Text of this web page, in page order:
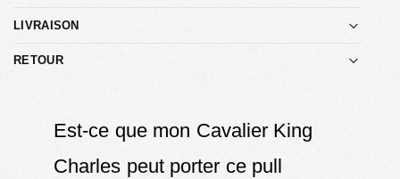
LIVRAISON
RETOUR
Est-ce que mon Cavalier King
Charles peut porter ce pull